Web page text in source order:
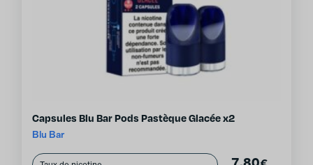
Capsules Blu Bar Pods Pastèque Glacée x2
Blu Bar